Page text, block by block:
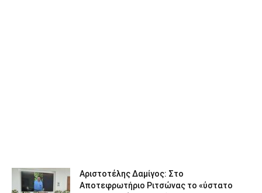
Αριστοτέλης Δαμίγος: Στο
Αποτεφρωτήριο Ριτσώνας το «ύστατο